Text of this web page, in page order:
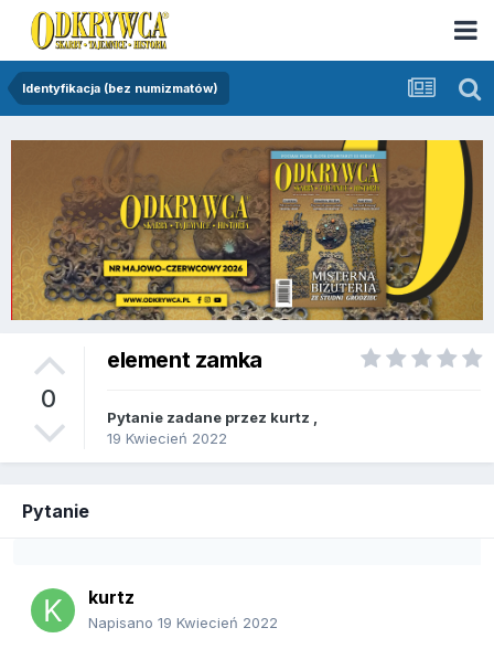
Identyfikacja (bez numizmatów)
0
element zamka
Pytanie zadane przez kurtz
19 Kwiecień 2022
Pytanie
kurtz
Napisano 19 Kwiecień 2022